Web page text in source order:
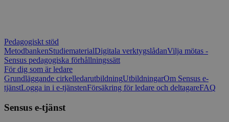
Pedagogiskt stöd
MetodbankenStudiematerialDigitala verktygslådanVilja mötas -
Sensus pedagogiska förhållningssätt
För dig som är ledare
Grundläggande cirkelledarutbildningUtbildningarOm Sensus e-
tjänstLogga in i e-tjänstenFörsäkring för ledare och deltagareFAQ
Sensus e-tjänst